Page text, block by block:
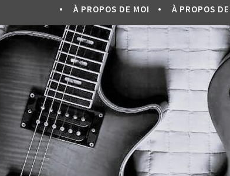
À PROPOS DE MOI À PROPOS